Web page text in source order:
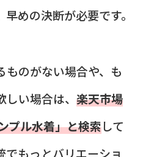
めの決断が必要です。
ものがない場合や、も
い場合は、 楽天市場
プル水着」と検索して
もっとバリエーショ